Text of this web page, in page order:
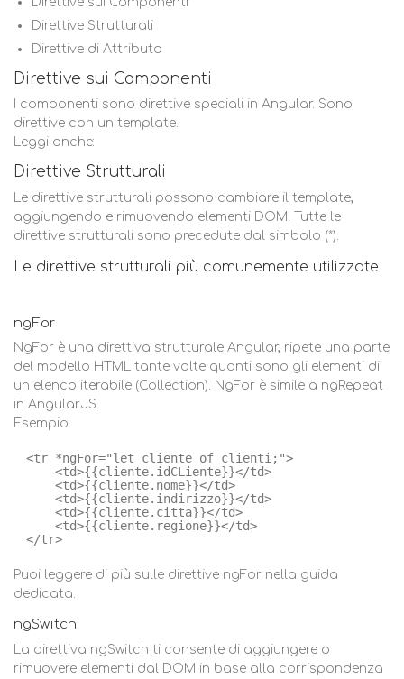
Direttive Strutturali
Direttive di Attributo
Direttive sui Componenti
I componenti sono direttive speciali in Angular. Sono
direttive con un template.
Leggi anche:
Direttive Strutturali
Le direttive strutturali possono cambiare il template,
aggiungendo e rimuovendo elementi DOM. Tutte le
direttive strutturali sono precedute dal simbolo (*).
Le direttive strutturali più comunemente utilizzate
ngFor
NgFor è una direttiva strutturale Angular, ripete una parte
del modello HTML tante volte quanti sono gli elementi di
un elenco iterabile (Collection). NgFor è simile a ngRepeat
in AngularJS.
Esempio:
<tr *ngFor="let cliente of clienti;">
<td>{{cliente.idCLiente}}</td>
<td>{{cliente.nome}}</td>
<td>{{cliente.indirizzo}}</td>
<td>{{cliente.citta}}</td>
<td>{{cliente.regione}}</td>
</tr>
Puoi leggere di più sulle direttive ngFor nella guida
dedicata.
ngSwitch
La direttiva ngSwitch ti consente di aggiungere o
rimuovere elementi dal DOM in base alla corrispondenza